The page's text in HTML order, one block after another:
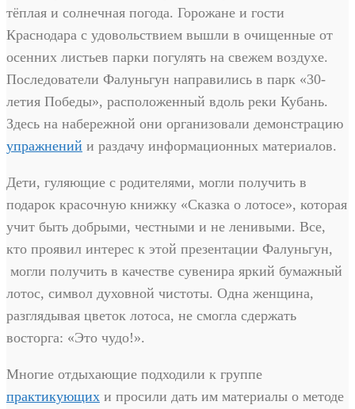
тёплая и солнечная погода. Горожане и гости
Краснодара с удовольствием вышли в очищенные от
осенних листьев парки погулять на свежем воздухе.
Последователи Фалуньгун направились в парк «30-
летия Победы», расположенный вдоль реки Кубань.
Здесь на набережной они организовали демонстрацию
упражнений и раздачу информационных материалов.
Дети, гуляющие с родителями, могли получить в
подарок красочную книжку «Сказка о лотосе», которая
учит быть добрыми, честными и не ленивыми. Все,
кто проявил интерес к этой презентации Фалуньгун,
могли получить в качестве сувенира яркий бумажный
лотос, символ духовной чистоты. Одна женщина,
разглядывая цветок лотоса, не смогла сдержать
восторга: «Это чудо!».
Многие отдыхающие подходили к группе
практикующих и просили дать им материалы о методе